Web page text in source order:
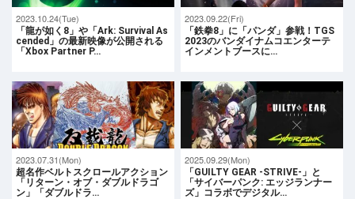
2023.10.24(Tue)
「龍が如く8」や「Ark: Survival As
cended」の最新映像が公開される
「Xbox Partner P…
2023.09.22(Fri)
「鉄拳8」に「パンダ」参戦！TGS
2023のバンダイナムコエンターテ
インメントブースに…
2023.07.31(Mon)
超名作ベルトスクロールアクション
「リターン・オブ・ダブルドラゴ
ン」「ダブルドラ…
2025.09.29(Mon)
「GUILTY GEAR -STRIVE-」と
「サイバーパンク: エッジランナー
ズ」コラボでデジタル…